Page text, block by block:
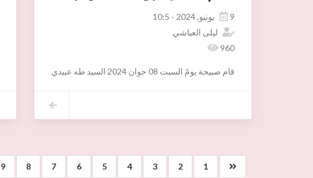
9 يونيو, 2024 - 10:5
ليلى العياشي
960
قام صبيحة يومً السبت 08 جوان 2024 السيد طه عبيدي معتمد اريانة و السيد لطفي الدشراوي الكاتب العام المكلف بتسيير شؤون البلدية بزيارة ميدانية للوقوف على تقدم نسق الأشغال لمشروع تهيئة البنية الأساسية باريانة الجديدة "منطقة الحي الاداري"
1
2
3
4
5
6
7
8
9